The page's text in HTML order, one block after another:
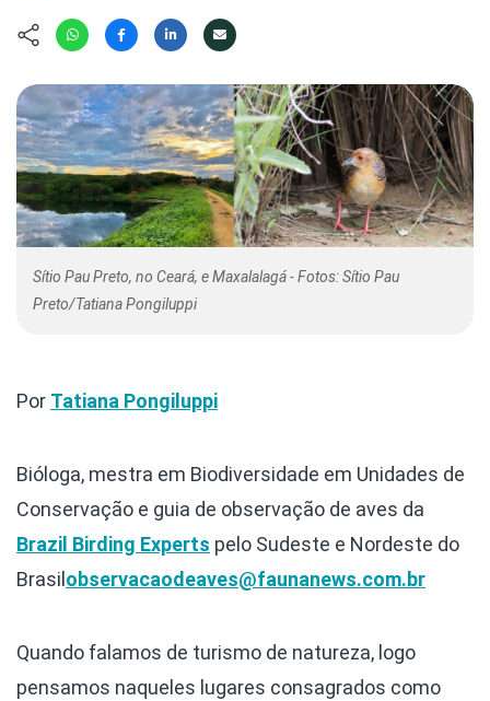
Olha o
Photo
Políticas
Saúde,
Segunda
Túnel do
Nova
Missão
Cursos
Sítio Pau Preto, no Ceará, e Maxalalagá - Fotos: Sítio Pau
Preto/Tatiana Pongiluppi
Por Tatiana Pongiluppi
Bióloga, mestra em Biodiversidade em Unidades de
Conservação e guia de observação de aves da
Brazil Birding Experts pelo Sudeste e Nordeste do
Brasil observacaodeaves@faunanews.com.br
Quando falamos de turismo de natureza, logo
pensamos naqueles lugares consagrados como